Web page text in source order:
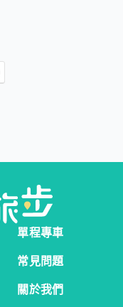
單程專車
常見問題
關於我們